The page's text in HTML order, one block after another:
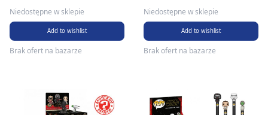
Niedostępne w sklepie
Add to wishlist
Brak ofert na bazarze
Niedostępne w sklepie
Add to wishlist
Brak ofert na bazarze